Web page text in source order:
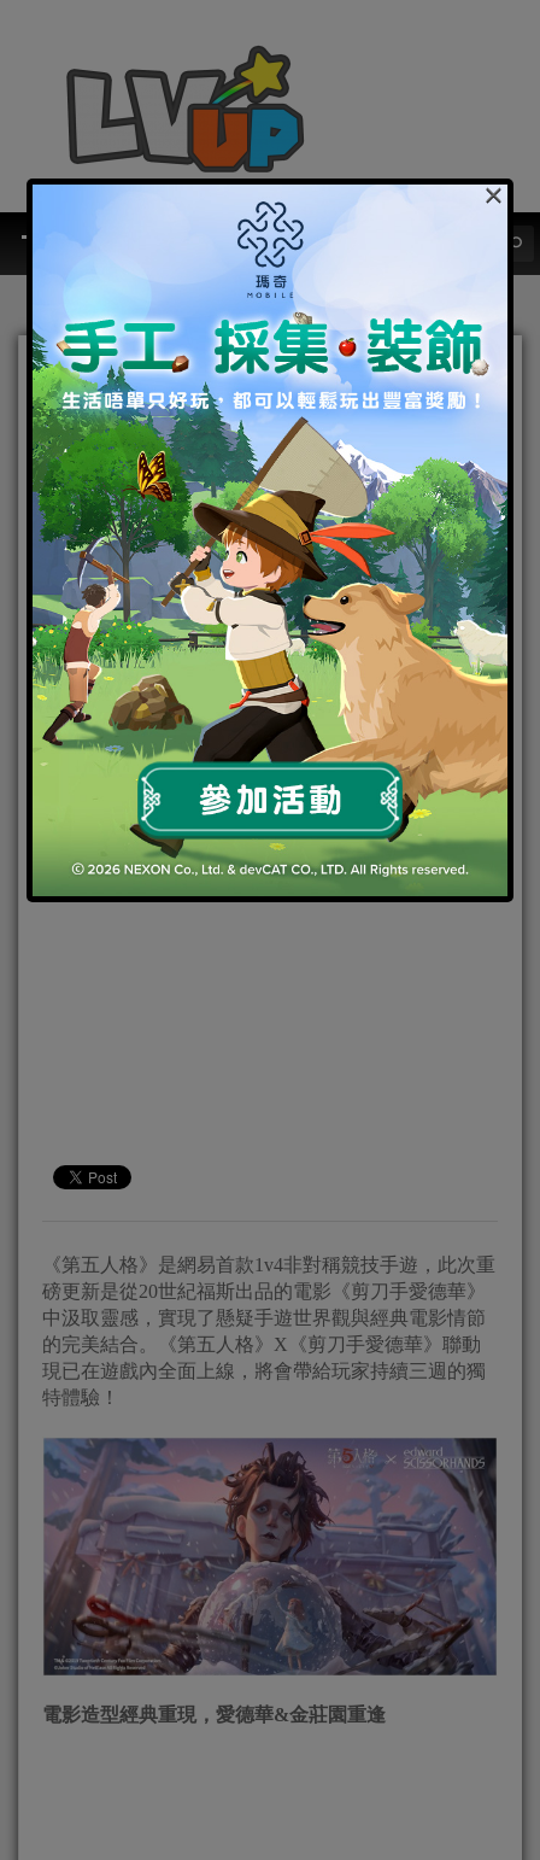
《第五人格》X《剪刀手愛
德華》聯動開啟：請收下這
份精心製作的“不完美的禮
物”！
2019-12-20|Android,IOS,手機遊戲,焦點新聞 第五人格
《第五人格》是網易首款1v4非對稱競技手遊，此次重
磅更新是從20世紀福斯出品的電影《剪刀手愛德華》
中汲取靈感，實現了懸疑手遊世界觀與經典電影情節
的完美結合。《第五人格》X《剪刀手愛德華》聯動
現已在遊戲內全面上線，將會帶給玩家持續三週的獨
特體驗！
電影造型經典重現，愛德華&金莊園重逢
×